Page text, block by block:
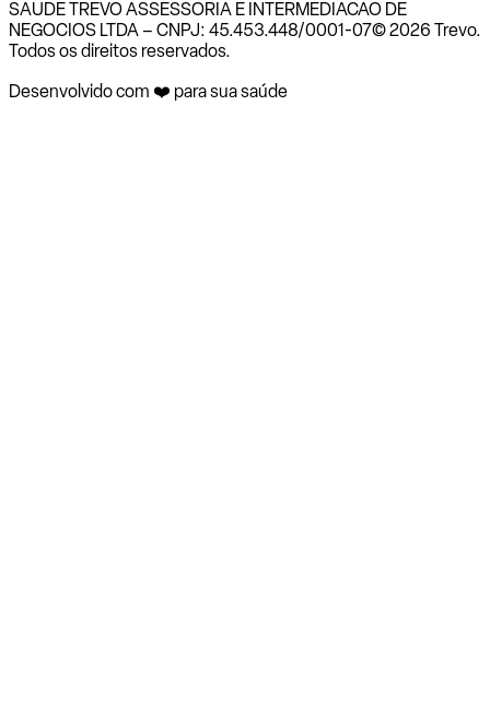
SAUDE TREVO ASSESSORIA E INTERMEDIACAO DE
NEGOCIOS LTDA – CNPJ: 45.453.448/0001-07© 2026 Trevo.
Todos os direitos reservados.
Desenvolvido com ❤️ para sua saúde